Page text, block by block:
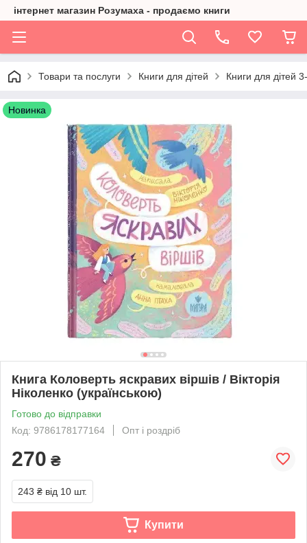
інтернет магазин Розумаха - продаємо книги
Товари та послуги Книги для дітей Книги для дітей
Новинка
Книга Коловерть яскравих віршів / Вікторія
Ніколенко (українською)
Готово до відправки
Код: 9786178177164
Опт і роздріб
270 ₴
243 ₴ від 10 шт.
Купити